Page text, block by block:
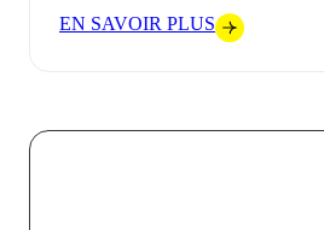
EN SAVOIR PLUS